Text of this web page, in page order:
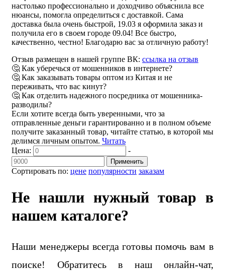
настолько профессионально и доходчиво объяснила все
нюансы, помогла определиться с доставкой. Сама
доставка была очень быстрой, 19.03 я оформила заказ и
получила его в своем городе 09.04! Все быстро,
качественно, честно! Благодарю вас за отличную работу!
Отзыв размещен в нашей группе ВК: ссылка на отзыв
🤔 Как уберечься от мошенников в интернете?
🤔 Как заказывать товары оптом из Китая и не
переживать, что вас кинут?
🤔 Как отделить надежного посредника от мошенника-
разводилы?
Если хотите всегда быть уверенными, что за
отправленные деньги гарантированно и в полном объеме
получите заказанный товар, читайте статью, в которой мы
делимся личным опытом. Читать
Сортировать по: цене популярности заказам
Цена: -
Применить
Не нашли нужный товар в
нашем каталоге?
Наши менеджеры всегда готовы помочь вам в
поиске! Обратитесь в наш онлайн-чат,